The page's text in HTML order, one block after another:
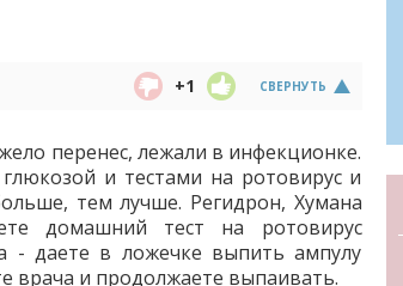
СВЕРНУТЬ
+1
перенес, лежали в инфекционке.
и тестами на ротовирус и
тем лучше. Регидрон, Хумана
домашний тест на ротовирус
- даете в ложечке выпить ампулу
врача и продолжаете выпаивать.